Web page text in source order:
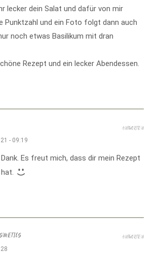
lecker dein Salat und dafür von mir
Punktzahl und ein Foto folgt dann auch
noch etwas Basilikum mit dran
Rezept und ein lecker Abendessen.
- 09:19
Es freut mich, dass dir mein Rezept
ANTWORTEN
ANTWORTEN